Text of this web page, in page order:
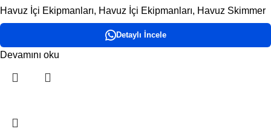
Havuz İçi Ekipmanları, Havuz İçi Ekipmanları, Havuz Skimmer
Detaylı İncele
Devamını oku